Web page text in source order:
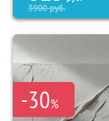
3900руб.
-30%